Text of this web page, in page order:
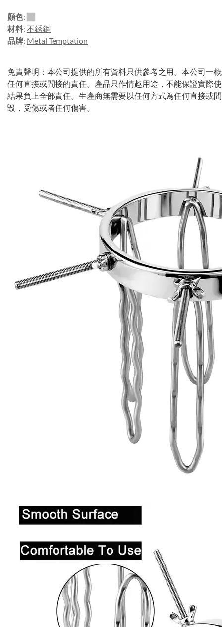
顏色:
材料: 不銹鋼
品牌: Metal Temptation
免責聲明：本公司提供的所有資料只供參考之用。本公司一
任何直接或間接的責任。產品只作情趣用途，不能保證實際
結果負上全部責任。生產商無需要以任何方式為任何直接或
毀，受傷或者任何傷害。